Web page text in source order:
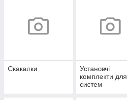
Скакалки
Установчі
комплекти для
систем